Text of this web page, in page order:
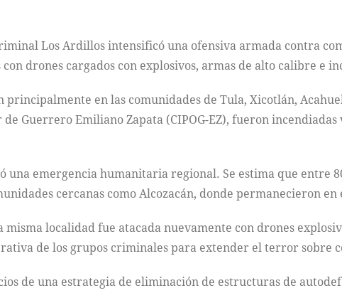
Los Ardillos intensificó una ofensiva armada contra
drones cargados con explosivos, armas de alto calibre e
principalmente en las comunidades de Tula, Xicotlán,
Guerrero Emiliano Zapata (CIPOG-EZ), fueron
una emergencia humanitaria regional. Se estima que entre
cercanas como Alcozacán, donde permanecieron
misma localidad fue atacada nuevamente con drones
de los grupos criminales para extender el terror sobre
de una estrategia de eliminación de estructuras de